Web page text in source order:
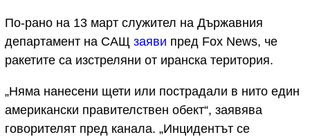
По-рано на 13 март служител на Държавния
департамент на САЩ заяви пред Fox News, че
ракетите са изстреляни от иранска територия.
„Няма нанесени щети или пострадали в нито един
американски правителствен обект“, заявява
говорителят пред канала. „Инцидентът се